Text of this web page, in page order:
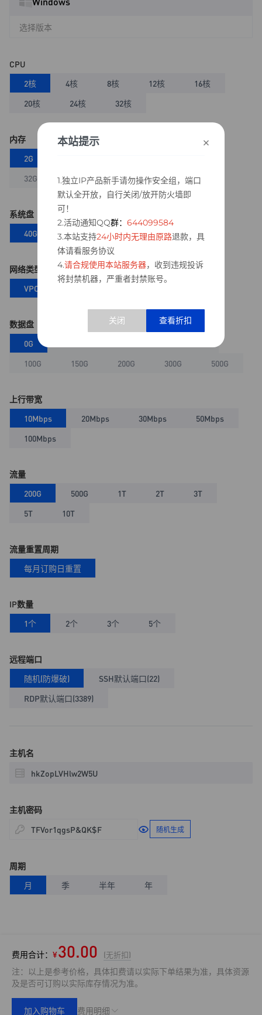
选择版本
CPU
2核
4核 8核 12核
16核
20核
24核 32核
内存
2G
32G
48G 64G
系统盘
40G
60G 80G 100G
网络类型
VPC网络
数据盘
0G
100G
150G 200G 300G 500G
上行带宽
10Mbps
20Mbps 30Mbps
50Mbps
100Mbps
流量
200G
500G 1T 2T
3T
5T
10T
流量重置周期
每月订购日重置
IP数量
1个
2个 3个 5个
远程端口
随机(防爆破)
SSH默认端口(22)
RDP默认端口(3389)
主机名
主机密码
随机生成
周期
月
季 半年 年
费用合计： ¥30.00 (无折扣)
注：以上是参考价格，具体扣费请以实际下单结果为准，具体资源
及是否可订购以实际库存情况为准。
费用明细
加入购物车
本站提示
1.独立IP产品新手请勿操作安全组，端口
默认全开放，自行关闭/放开防火墙即
可！
2.活动通知QQ群： 644099584
3.本站支持24小时内无理由原路退款，具
体请看服务协议
4.请合规使用本站服务器，收到违规投诉
将封禁机器，严重者封禁账号。
×